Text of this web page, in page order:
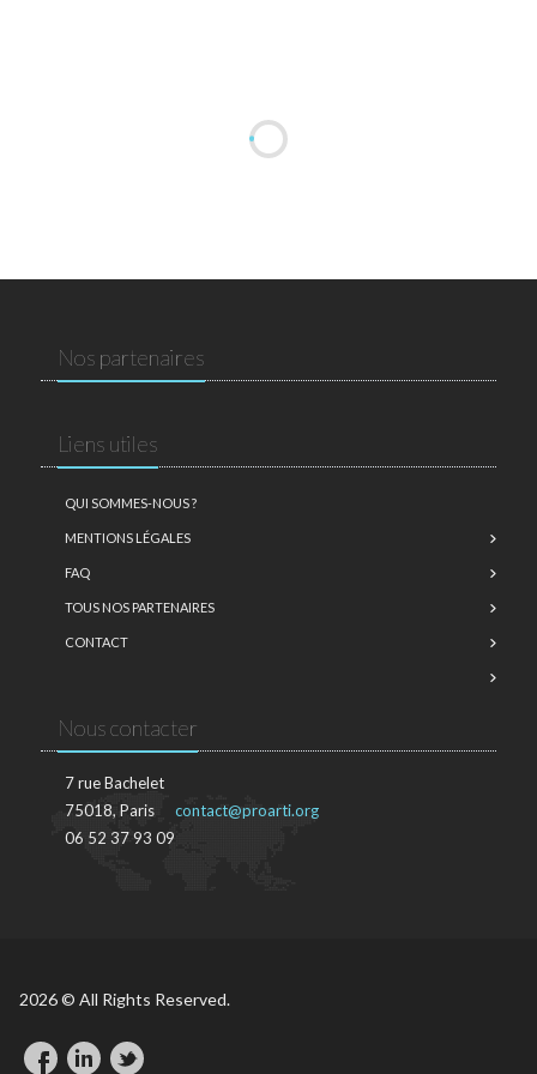
Nos partenaires
Liens utiles
QUI SOMMES-NOUS ?
MENTIONS LÉGALES
FAQ
TOUS NOS PARTENAIRES
CONTACT
Nous contacter
7 rue Bachelet
75018, Paris
06 52 37 93 09
contact@proarti.org
2026 © All Rights Reserved.